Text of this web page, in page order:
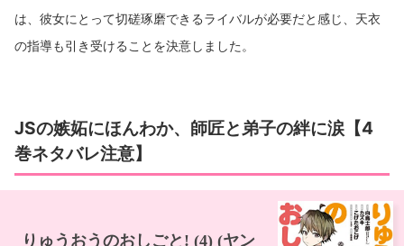
は、彼女にとって切磋琢磨できるライバルが必要だと感じ、天衣
の指導も引き受けることを決意しました。
JSの嫉妬にほんわか、師匠と弟子の絆に涙【4
巻ネタバレ注意】